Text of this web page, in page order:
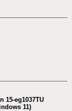
15-eg1037TU
11)